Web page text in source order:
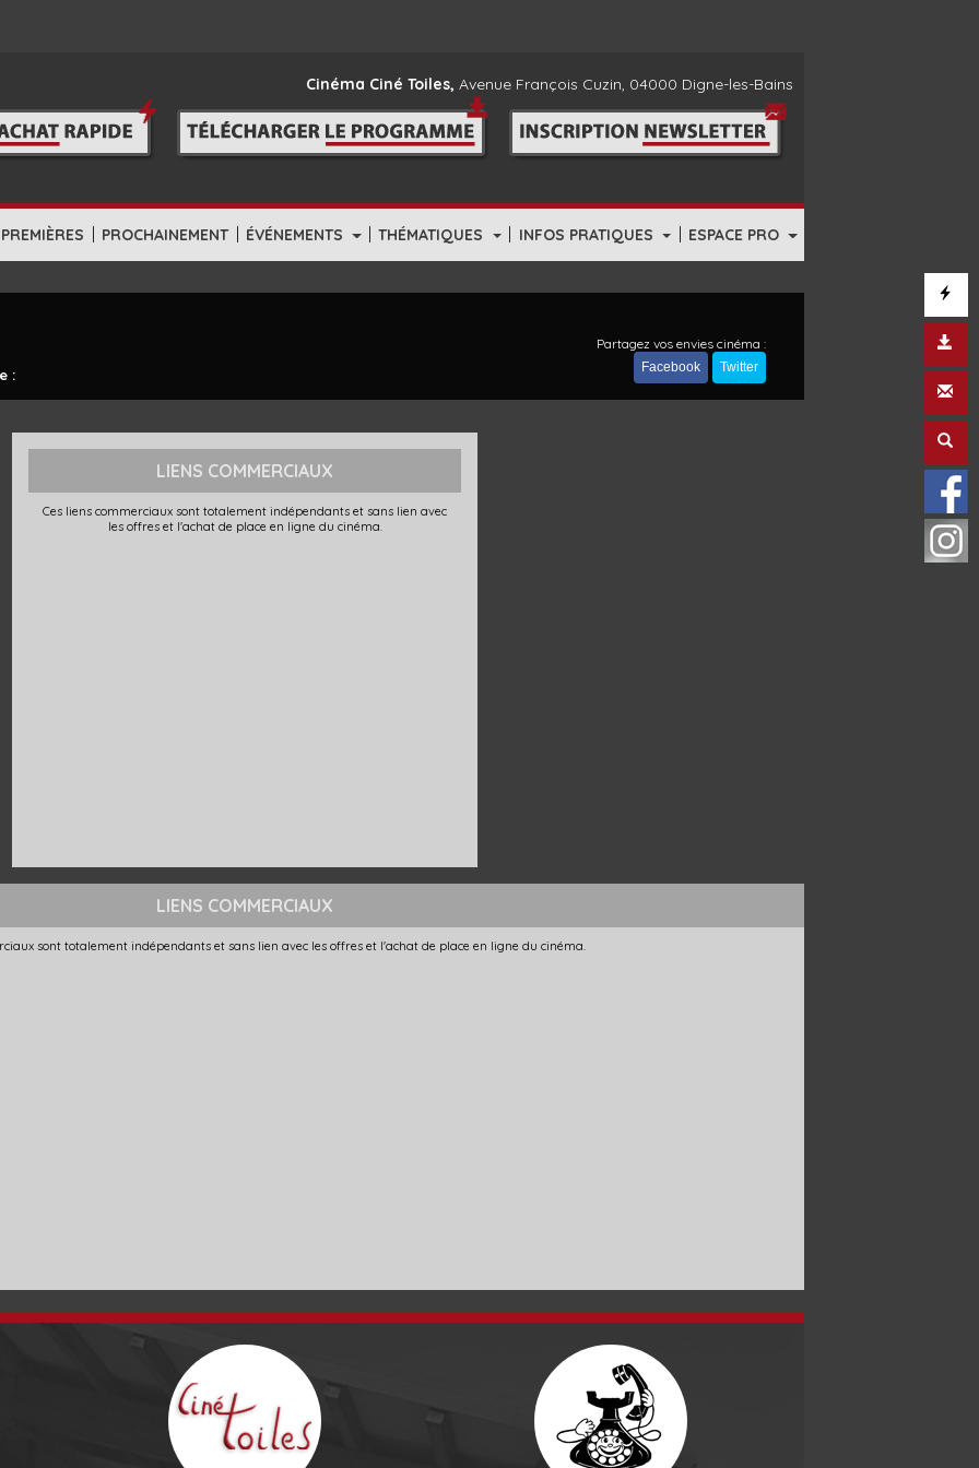
| PROCHAINEMENT | ÉVÉNEMENTS | THÉMATIQUES | INFOS PRATIQUES | ESPACE PRO
Cinéma Ciné Toiles, Avenue François Cuzin, 04000 Digne-les-Bains
:
Partagez vos envies cinéma :
Facebook Twitter
LIENS COMMERCIAUX
Ces liens commerciaux sont totalement indépendants et sans lien avec
les offres et l'achat de place en ligne du cinéma.
LIENS COMMERCIAUX
sont totalement indépendants et sans lien avec les offres et l'achat de place en ligne du cinéma.